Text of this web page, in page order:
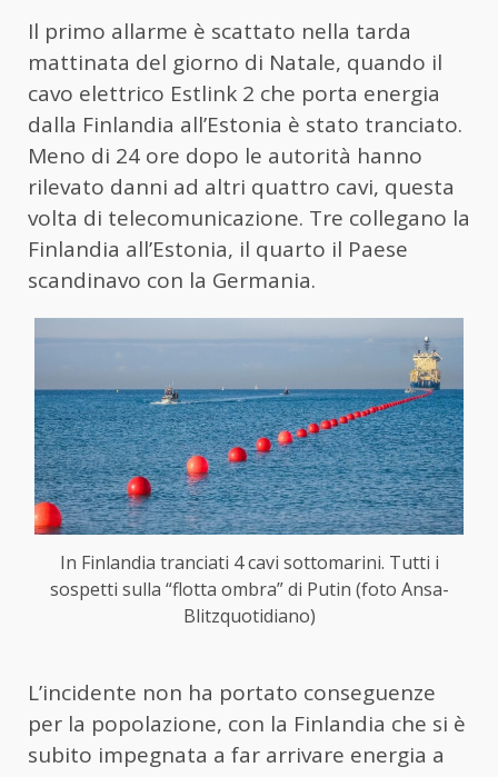
Il primo allarme è scattato nella tarda
mattinata del giorno di Natale, quando il
cavo elettrico Estlink 2 che porta energia
dalla Finlandia all’Estonia è stato tranciato.
Meno di 24 ore dopo le autorità hanno
rilevato danni ad altri quattro cavi, questa
volta di telecomunicazione. Tre collegano la
Finlandia all’Estonia, il quarto il Paese
scandinavo con la Germania.
In Finlandia tranciati 4 cavi sottomarini. Tutti i
sospetti sulla “flotta ombra” di Putin (foto Ansa-
Blitzquotidiano)
L’incidente non ha portato conseguenze
per la popolazione, con la Finlandia che si è
subito impegnata a far arrivare energia a